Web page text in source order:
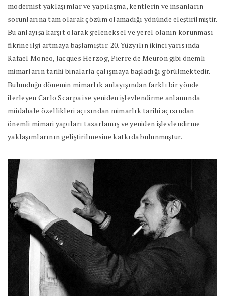
modernist yaklaşımlar ve yapılaşma, kentlerin ve insanların
sorunlarına tam olarak çözüm olamadığı yönünde eleştirilmiştir.
Bu anlayışa karşıt olarak geleneksel ve yerel olanın korunması
fikrine ilgi artmaya başlamıştır. 20. Yüzyılın ikinci yarısında
Rafael Moneo, Jacques Herzog, Pierre de Meuron gibi önemli
mimarların tarihi binalarla çalışmaya başladığı görülmektedir.
Bulunduğu dönemin mimarlık anlayışından farklı bir yönde
ilerleyen Carlo Scarpa ise yeniden işlevlendirme anlamında
müdahale özellikleri açısından mimarlık tarihi açısından
önemli mimari yapıları tasarlamış ve yeniden işlevlendirme
yaklaşımlarının geliştirilmesine katkıda bulunmuştur.